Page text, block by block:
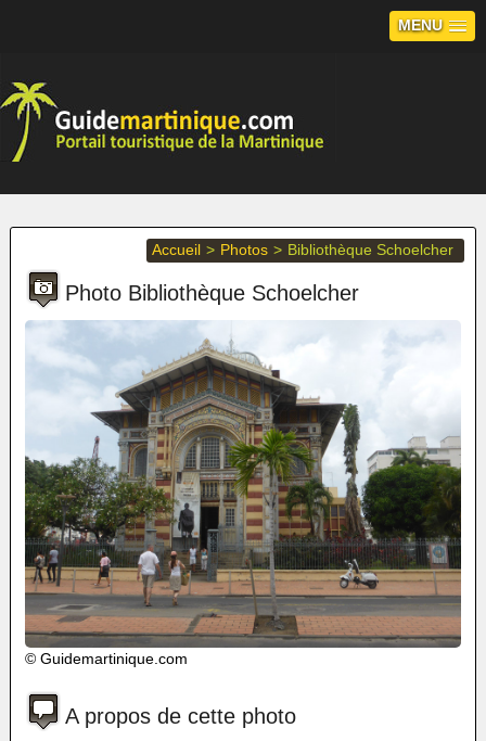
MENU
Photo Bibliothèque Schoelcher
Accueil > Photos > Bibliothèque Schoelcher
© Guidemartinique.com
A propos de cette photo